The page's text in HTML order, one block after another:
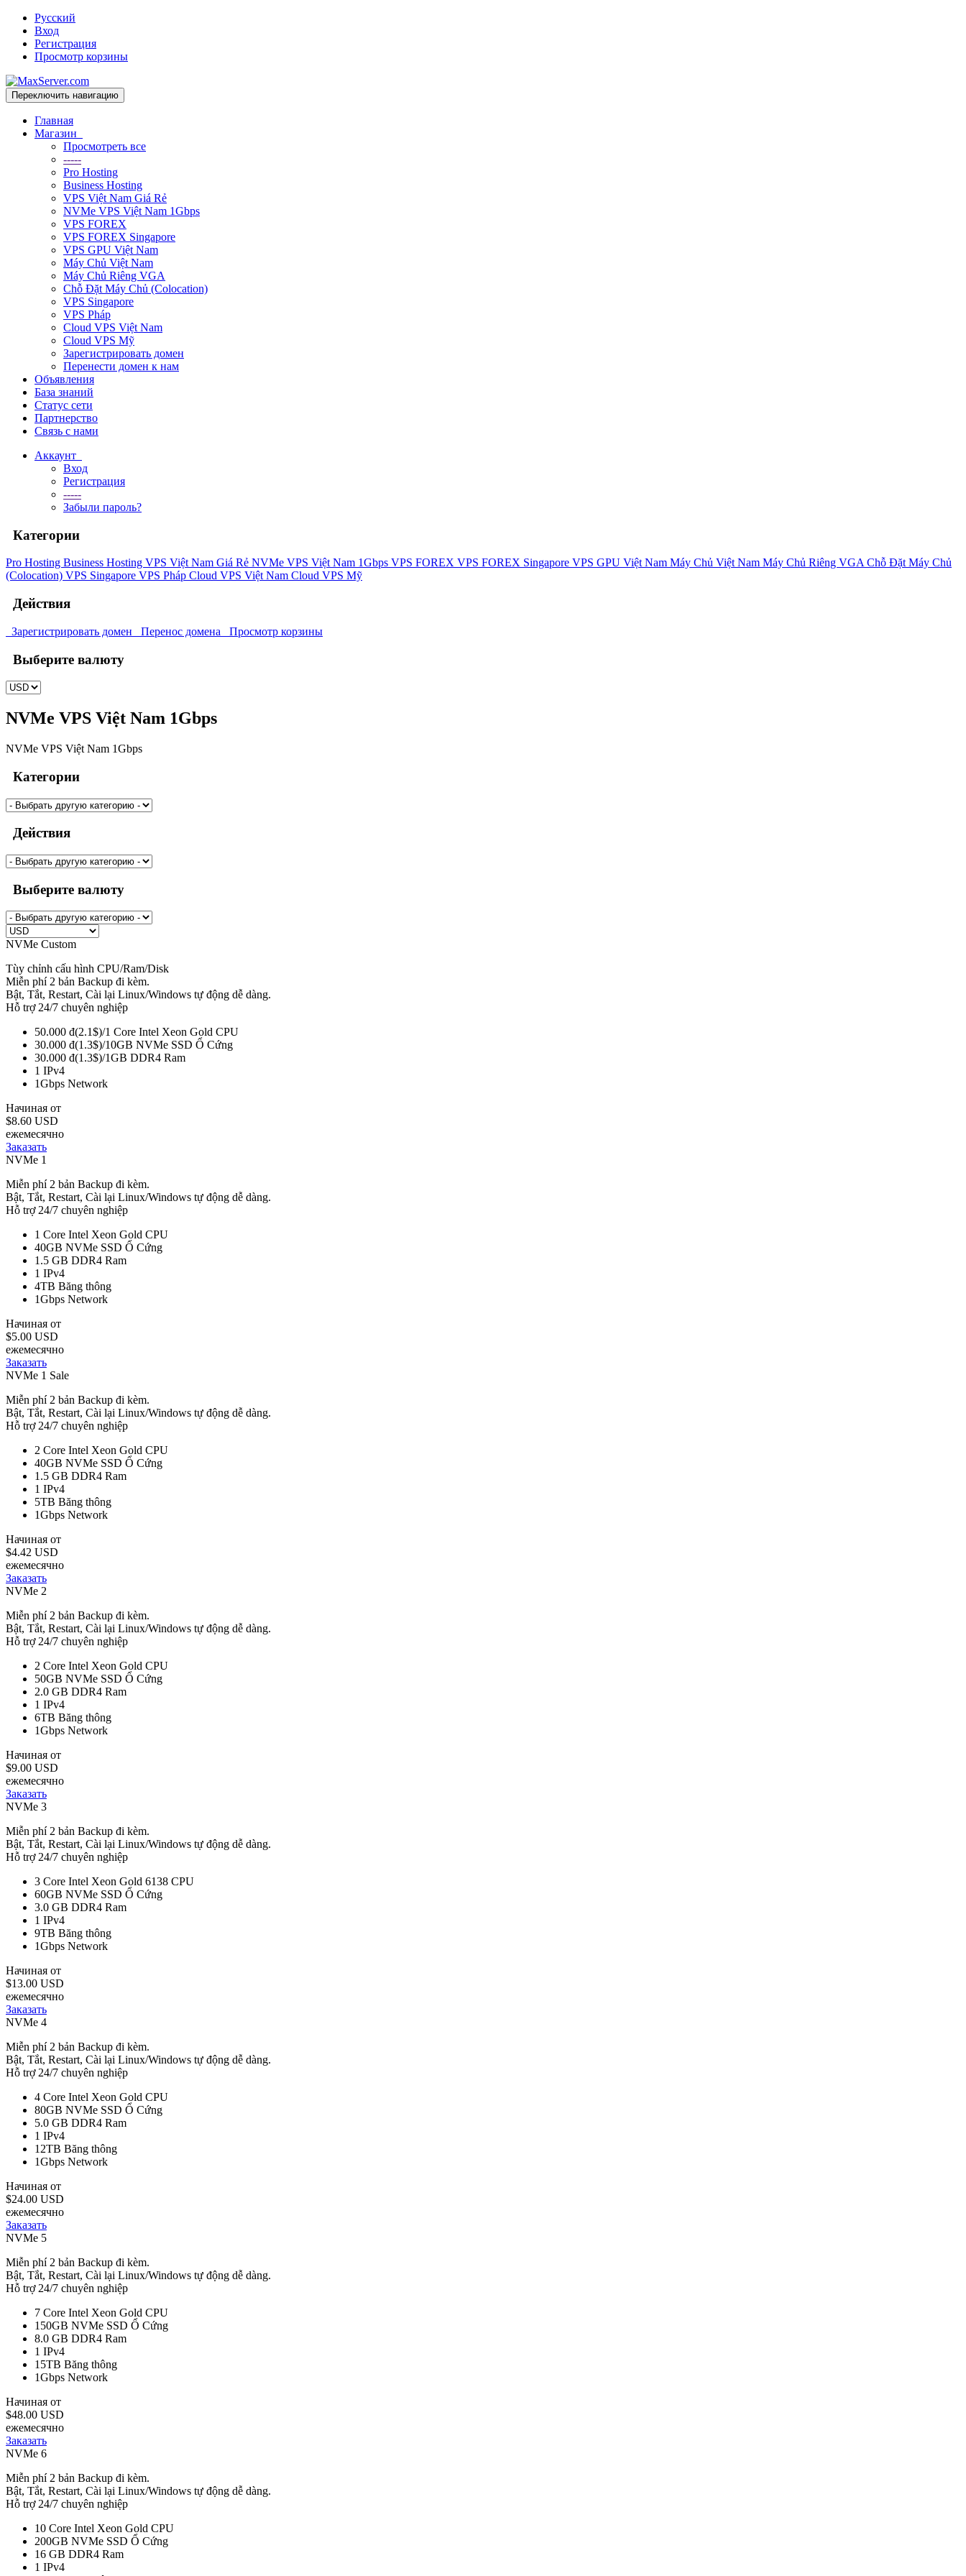
Русский
Вход
Регистрация
Просмотр корзины
Переключить навигацию
Главная
Магазин
Просмотреть все
-----
Pro Hosting
Business Hosting
VPS Việt Nam Giá Rẻ
NVMe VPS Việt Nam 1Gbps
VPS FOREX
VPS FOREX Singapore
VPS GPU Việt Nam
Máy Chủ Việt Nam
Máy Chủ Riêng VGA
Chỗ Đặt Máy Chủ (Colocation)
VPS Singapore
VPS Pháp
Cloud VPS Việt Nam
Cloud VPS Mỹ
Зарегистрировать домен
Перенести домен к нам
Объявления
База знаний
Статус сети
Партнерство
Связь с нами
Аккаунт
Вход
Регистрация
-----
Забыли пароль?
Категории
Pro Hosting Business Hosting VPS Việt Nam Giá Rẻ NVMe VPS Việt Nam 1Gbps VPS FOREX VPS FOREX Singapore VPS GPU Việt Nam Máy Chủ Việt Nam Máy Chủ Riêng VGAChỗ Đặt Máy Chủ
(Colocation) VPS Singapore VPS Pháp Cloud VPS Việt Nam Cloud VPS Mỹ
Действия
Зарегистрировать домен Перенос домена Просмотр корзины
Выберите валюту
NVMe VPS Việt Nam 1Gbps
NVMe VPS Việt Nam 1Gbps
Категории
Действия
Выберите валюту
NVMe Custom
Tùy chỉnh cấu hình CPU/Ram/Disk
Miễn phí 2 bản Backup đi kèm.
Bật, Tắt, Restart, Cài lại Linux/Windows tự động dễ dàng.
Hỗ trợ 24/7 chuyên nghiệp
50.000 đ(2.1$)/1 Core Intel Xeon Gold CPU
30.000 đ(1.3$)/10GB NVMe SSD Ổ Cứng
30.000 đ(1.3$)/1GB DDR4 Ram
1 IPv4
1Gbps Network
Начиная от
$8.60 USD
ежемесячно
Заказать
NVMe 1
Miễn phí 2 bản Backup đi kèm.
Bật, Tắt, Restart, Cài lại Linux/Windows tự động dễ dàng.
Hỗ trợ 24/7 chuyên nghiệp
1 Core Intel Xeon Gold CPU
40GB NVMe SSD Ổ Cứng
1.5 GB DDR4 Ram
1 IPv4
4TB Băng thông
1Gbps Network
Начиная от
$5.00 USD
ежемесячно
Заказать
NVMe 1 Sale
Miễn phí 2 bản Backup đi kèm.
Bật, Tắt, Restart, Cài lại Linux/Windows tự động dễ dàng.
Hỗ trợ 24/7 chuyên nghiệp
2 Core Intel Xeon Gold CPU
40GB NVMe SSD Ổ Cứng
1.5 GB DDR4 Ram
1 IPv4
5TB Băng thông
1Gbps Network
Начиная от
$4.42 USD
ежемесячно
Заказать
NVMe 2
Miễn phí 2 bản Backup đi kèm.
Bật, Tắt, Restart, Cài lại Linux/Windows tự động dễ dàng.
Hỗ trợ 24/7 chuyên nghiệp
2 Core Intel Xeon Gold CPU
50GB NVMe SSD Ổ Cứng
2.0 GB DDR4 Ram
1 IPv4
6TB Băng thông
1Gbps Network
Начиная от
$9.00 USD
ежемесячно
Заказать
NVMe 3
Miễn phí 2 bản Backup đi kèm.
Bật, Tắt, Restart, Cài lại Linux/Windows tự động dễ dàng.
Hỗ trợ 24/7 chuyên nghiệp
3 Core Intel Xeon Gold 6138 CPU
60GB NVMe SSD Ổ Cứng
3.0 GB DDR4 Ram
1 IPv4
9TB Băng thông
1Gbps Network
Начиная от
$13.00 USD
ежемесячно
Заказать
NVMe 4
Miễn phí 2 bản Backup đi kèm.
Bật, Tắt, Restart, Cài lại Linux/Windows tự động dễ dàng.
Hỗ trợ 24/7 chuyên nghiệp
4 Core Intel Xeon Gold CPU
80GB NVMe SSD Ổ Cứng
5.0 GB DDR4 Ram
1 IPv4
12TB Băng thông
1Gbps Network
Начиная от
$24.00 USD
ежемесячно
Заказать
NVMe 5
Miễn phí 2 bản Backup đi kèm.
Bật, Tắt, Restart, Cài lại Linux/Windows tự động dễ dàng.
Hỗ trợ 24/7 chuyên nghiệp
7 Core Intel Xeon Gold CPU
150GB NVMe SSD Ổ Cứng
8.0 GB DDR4 Ram
1 IPv4
15TB Băng thông
1Gbps Network
Начиная от
$48.00 USD
ежемесячно
Заказать
NVMe 6
Miễn phí 2 bản Backup đi kèm.
Bật, Tắt, Restart, Cài lại Linux/Windows tự động dễ dàng.
Hỗ trợ 24/7 chuyên nghiệp
10 Core Intel Xeon Gold CPU
200GB NVMe SSD Ổ Cứng
16 GB DDR4 Ram
1 IPv4